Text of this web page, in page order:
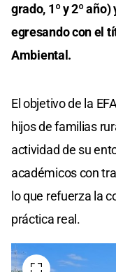
grado, 1º y 2º año)
egresando con el
Ambiental.
El objetivo de la
hijos de familias
actividad de su
académicos con
lo que refuerza la
práctica real.